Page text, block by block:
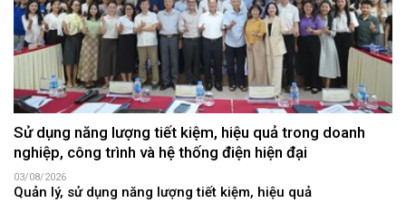
Sử dụng năng lượng tiết kiệm, hiệu quả trong doanh
nghiệp, công trình và hệ thống điện hiện đại
03/08/2026
Quản lý, sử dụng năng lượng tiết kiệm, hiệu quả